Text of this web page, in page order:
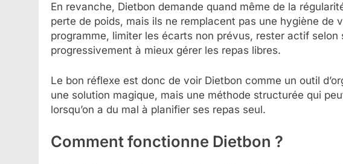
En revanche, Dietbon demande quand même de la
perte de poids, mais ils ne remplacent pas une hygiène de
programme, limiter les écarts non prévus, rester actif
progressivement à mieux gérer les repas libres.
Le bon réflexe est donc de voir Dietbon comme un outil
une solution magique, mais une méthode structurée qui
lorsqu’on a du mal à planifier ses repas seul.
Comment fonctionne Dietbon ?